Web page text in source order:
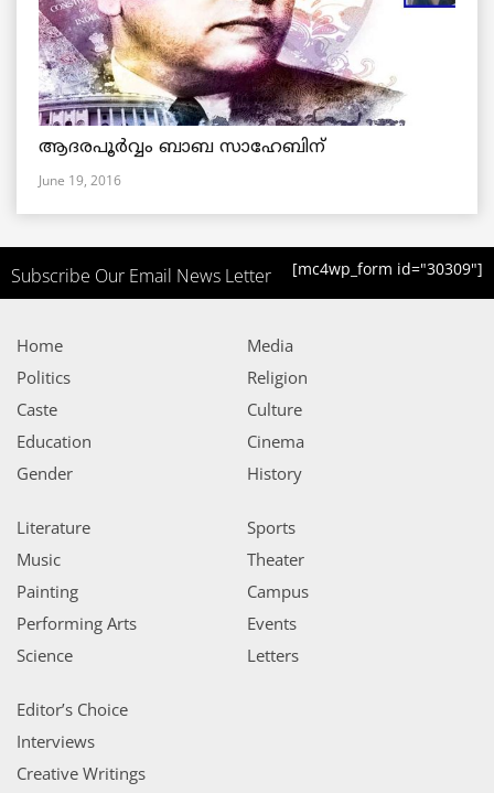
ആദരപൂര്‍വ്വം ബാബ സാഹേബിന്
June 19, 2016
Subscribe Our Email News Letter [mc4wp_form id="30309"]
Home
Politics
Caste
Education
Gender
Media
Religion
Culture
Cinema
History
Literature
Music
Painting
Performing Arts
Science
Sports
Theater
Campus
Events
Letters
Editor’s Choice
Interviews
Creative Writings